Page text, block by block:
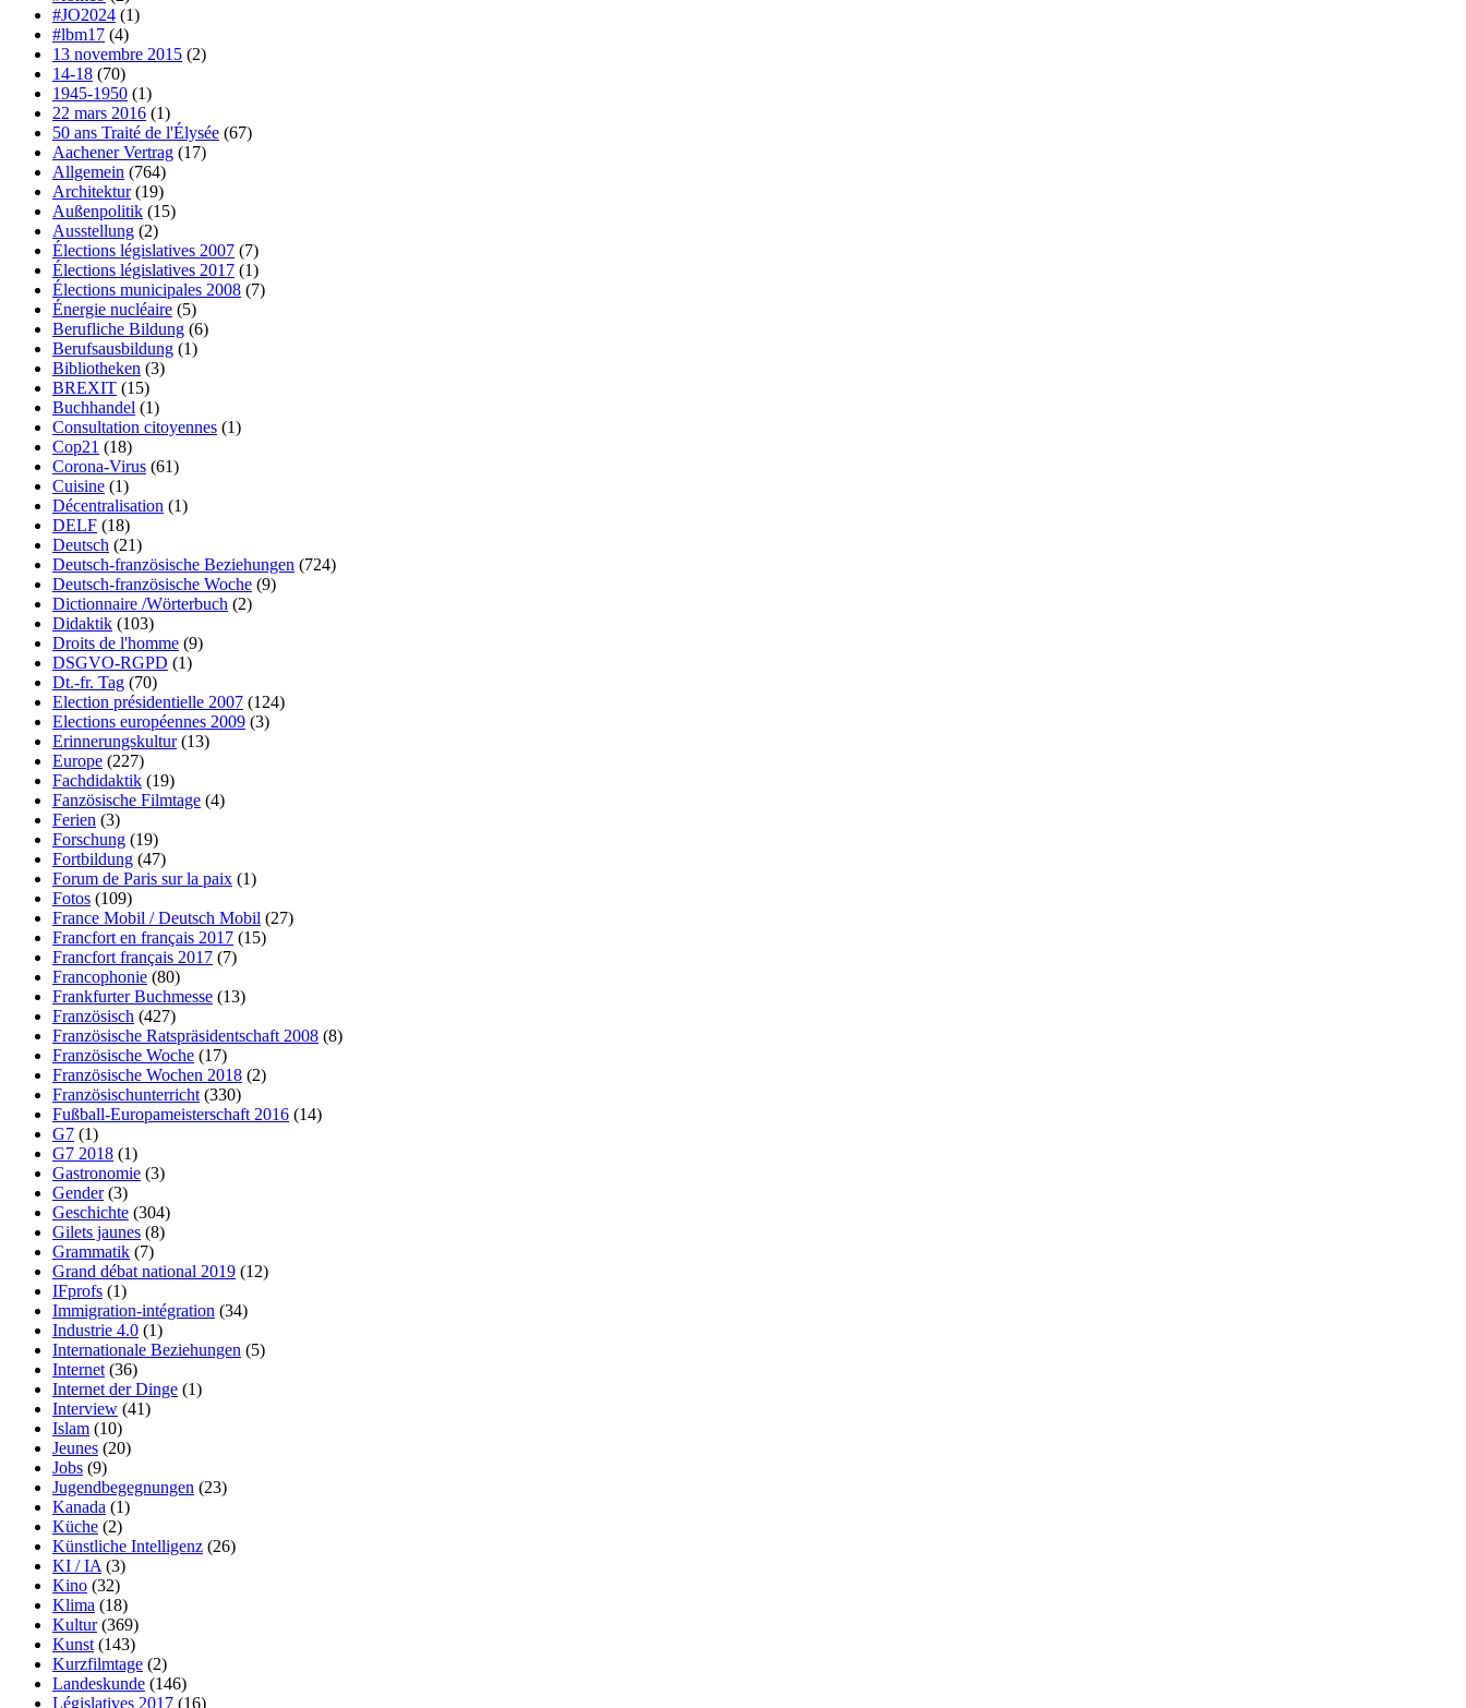
#JO2024 (1)
#lbm17 (4)
13 novembre 2015 (2)
14-18 (70)
1945-1950 (1)
22 mars 2016 (1)
50 ans Traité de l'Élysée (67)
Aachener Vertrag (17)
Allgemein (764)
Architektur(19)
Außenpolitik (15)
Ausstellung (2)
Élections législatives 2007 (7)
Élections législatives 2017 (1)
Élections municipales 2008 (7)
Énergie nucléaire (5)
Berufliche Bildung (6)
Berufsausbildung (1)
Bibliotheken (3)
BREXIT (15)
Buchhandel (1)
Consultation citoyennes (1)
Cop21 (18)
Corona-Virus (61)
Cuisine (1)
Décentralisation (1)
DELF (18)
Deutsch (21)
Deutsch-französische Beziehungen (724)
Deutsch-französische Woche (9)
Dictionnaire /Wörterbuch (2)
Didaktik (103)
Droits de l'homme (9)
DSGVO-RGPD (1)
Dt.-fr. Tag (70)
Election présidentielle 2007 (124)
Elections européennes 2009 (3)
Erinnerungskultur(13)
Europe (227)
Fachdidaktik (19)
Fanzösische Filmtage (4)
Ferien (3)
Forschung (19)
Fortbildung (47)
Forum de Paris sur la paix (1)
Fotos (109)
France Mobil / Deutsch Mobil (27)
Francfort en français 2017 (15)
Francfort français 2017 (7)
Francophonie (80)
Frankfurter Buchmesse (13)
Französisch (427)
Französische Ratspräsidentschaft 2008 (8)
Französische Woche (17)
Französische Wochen 2018 (2)
Französischunterricht (330)
Fußball-Europameisterschaft 2016 (14)
G7 (1)
G7 2018 (1)
Gastronomie (3)
Gender(3)
Geschichte (304)
Gilets jaunes (8)
Grammatik (7)
Grand débat national 2019 (12)
IFprofs (1)
Immigration-intégration (34)
Industrie 4.0 (1)
Internationale Beziehungen (5)
Internet (36)
Internet der Dinge (1)
Interview (41)
Islam (10)
Jeunes (20)
Jobs (9)
Jugendbegegnungen (23)
Kanada (1)
Küche (2)
Künstliche Intelligenz (26)
KI / IA (3)
Kino (32)
Klima (18)
Kultur(369)
Kunst (143)
Kurzfilmtage (2)
Landeskunde (146)
Législatives 2017 (16)